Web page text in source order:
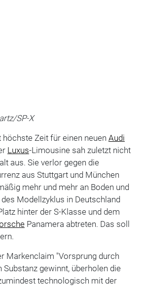
SP-X
höchste Zeit für einen neuen Audi
Luxus-Limousine sah zuletzt nicht
aus. Sie verlor gegen die
aus Stuttgart und München
mehr und mehr an Boden und
Modellzyklus in Deutschland
hinter der S-Klasse und dem
Panamera abtreten. Das soll
Markenclaim "Vorsprung durch
Substanz gewinnt, überholen die
technologisch mit der